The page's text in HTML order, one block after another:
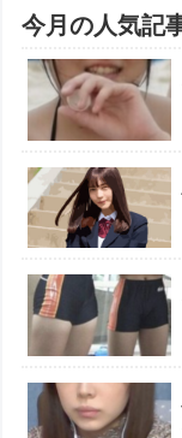
今月の人気記